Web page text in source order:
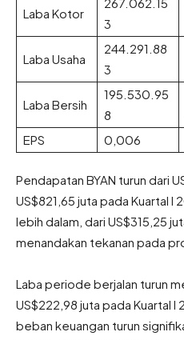
Laba Kotor
3
Laba Usaha
244.291.88
3
Laba Bersih
195.530.95
8
EPS 0,006
Pendapatan BYAN turun dari
US$821,65 juta pada Kuartal I
lebih dalam, dari US$315,25
menandakan tekanan pada
Laba periode berjalan turun
US$222,98 juta pada Kuartal I
beban keuangan turun